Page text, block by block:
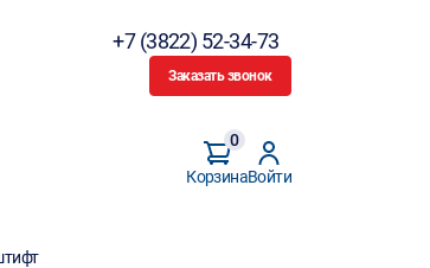
+7 (3822) 52-34-73
Заказать звонок
Корзина
0
Войти